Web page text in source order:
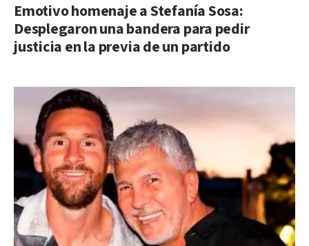
Emotivo homenaje a Stefanía Sosa:
Desplegaron una bandera para pedir
justicia en la previa de un partido